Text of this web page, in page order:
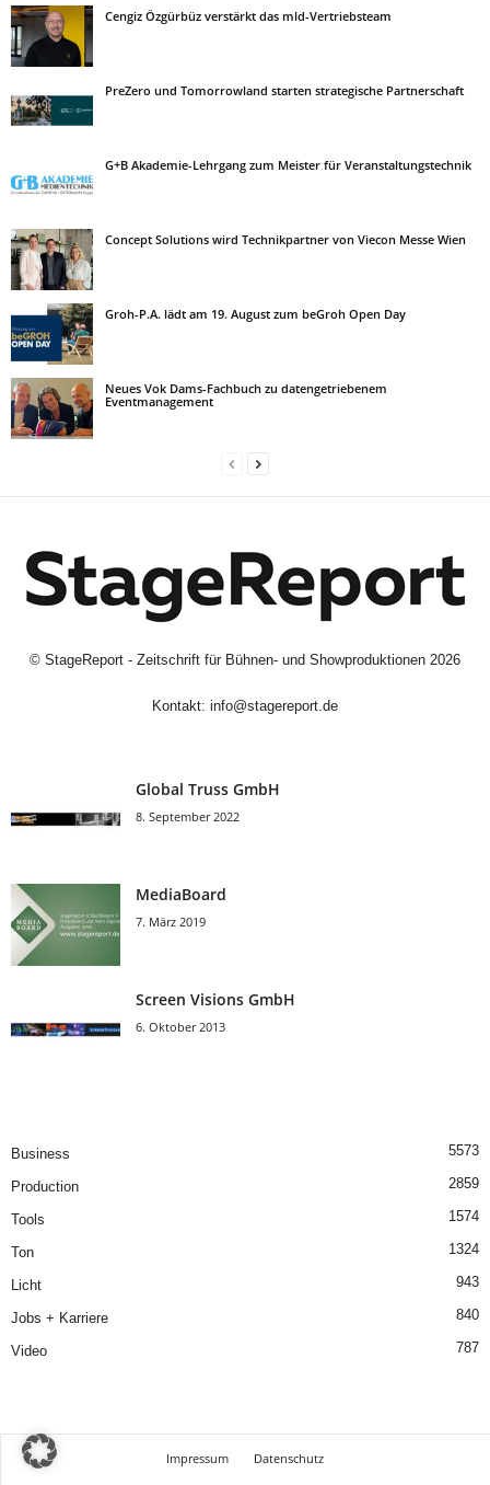
Cengiz Özgürbüz verstärkt das mld-Vertriebsteam
PreZero und Tomorrowland starten strategische Partnerschaft
G+B Akademie-Lehrgang zum Meister für Veranstaltungstechnik
Concept Solutions wird Technikpartner von Viecon Messe Wien
Groh-P.A. lädt am 19. August zum beGroh Open Day
Neues Vok Dams-Fachbuch zu datengetriebenem
Eventmanagement
© StageReport - Zeitschrift für Bühnen- und Showproduktionen 2026
Kontakt: info@stagereport.de
Global Truss GmbH
8. September 2022
MediaBoard
7. März 2019
Screen Visions GmbH
6. Oktober 2013
Business 5573
Production 2859
Tools 1574
Ton 1324
Licht 943
Jobs + Karriere 840
Video 787
Impressum Datenschutz